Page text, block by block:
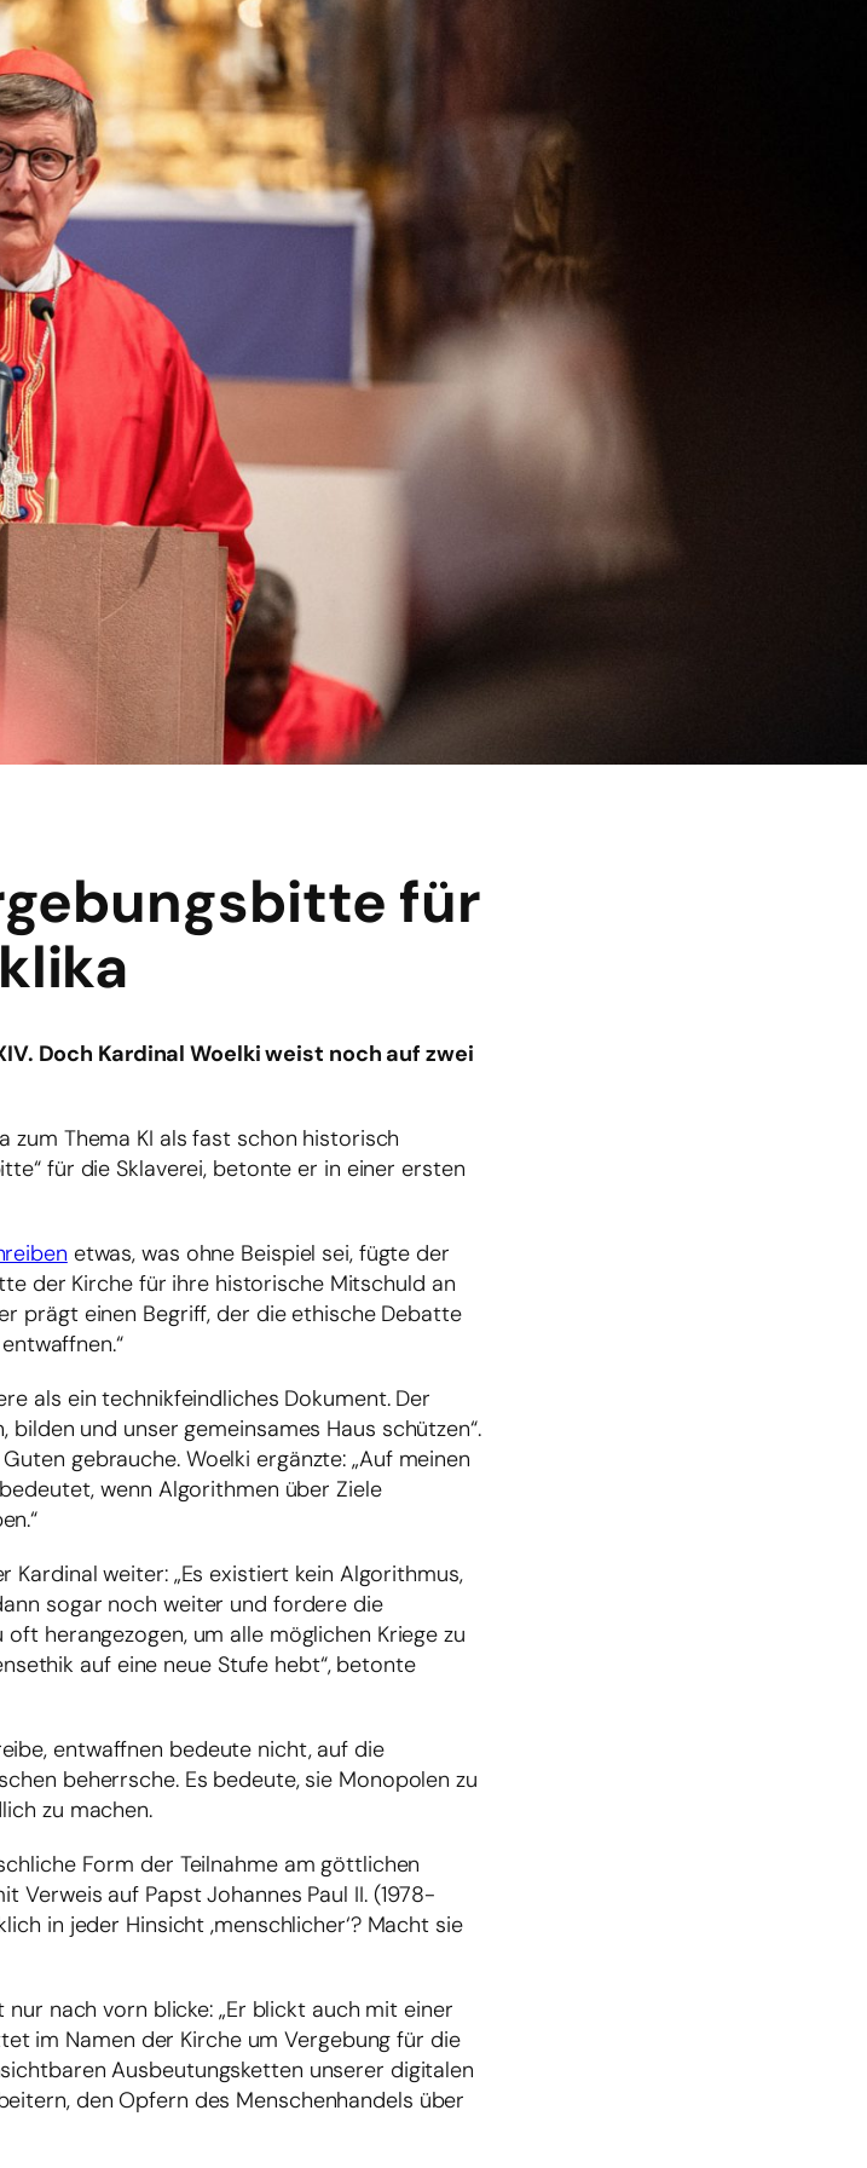
für
Doch Kardinal Woelki weist noch auf zwei
zum Thema KI als fast schon historisch
für die Sklaverei, betonte er in einer ersten
etwas, was ohne Beispiel sei, fügte der
der Kirche für ihre historische Mitschuld an
prägt einen Begriff, der die ethische Debatte
als ein technikfeindliches Dokument. Der
bilden und unser gemeinsames Haus schützen“.
gebrauche. Woelki ergänzte: „Auf meinen
wenn Algorithmen über Ziele
weiter: „Es existiert kein Algorithmus,
sogar noch weiter und fordere die
herangezogen, um alle möglichen Kriege zu
auf eine neue Stufe hebt“, betonte
entwaffnen bedeute nicht, auf die
beherrsche. Es bedeute, sie Monopolen zu
zu machen.
Form der Teilnahme am göttlichen
Verweis auf Papst Johannes Paul II. (1978-
in jeder Hinsicht ‚menschlicher‘? Macht sie
nach vorn blicke: „Er blickt auch mit einer
im Namen der Kirche um Vergebung für die
Ausbeutungsketten unserer digitalen
den Opfern des Menschenhandels über